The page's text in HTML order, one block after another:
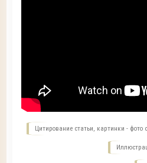
Цитирование статьи, картинки - фото